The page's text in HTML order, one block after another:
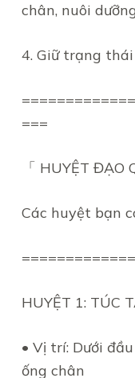
chân, nuôi
4. Giữ trạng
===
「 HUYỆT ĐẠO
Các huyệt bạn
HUYỆT 1: TÚC
• Vị trí: Dưới
ống chân